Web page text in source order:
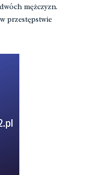
mężczyzn.
przestępstwie